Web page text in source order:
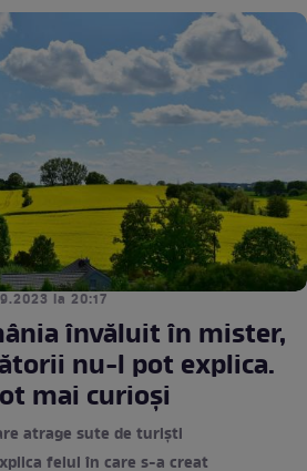
la 20:17
învăluit în mister,
nu-l pot explica.
mai curioși
atrage sute de turiști
felul în care s-a creat